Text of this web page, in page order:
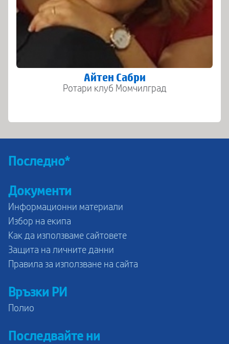
Айтен Сабри
Ротари клуб Момчилград
Последно*
Документи
Информационни материали
Избор на екипа
Как да използваме сайтовете
Защита на личните данни
Правила за използване на сайта
Връзки РИ
Полио
Последвайте ни